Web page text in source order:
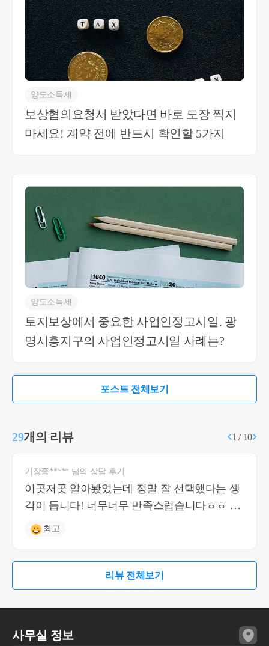
질문하신 사례에서는 세대합가 이전에 이미 자녀가
2년 거주요건을 충족하였고, 부모님 주택도 동거봉
양 특례에 따라 처분한 이상 부모님이 합가 후 추가
로 2년을 거주하여야 한다거나, 잔금 전에 세대분리
를 해야 한다는 법적 근거는 없는 것으로 판단됩니
다. 즉, 현재 사실관계만으로는 동거봉양 특례를 적
보기는 어렵고, 별도의 세대분리 없이도 1세대1주
택 비과세 적용이 가능할 것으로 판단됩니다.
계존비속 등 증여재산공제가 적용되지 않으므로 다
른 공제사항이 없다면 각각 1억원에 대한 증여세율
은 10% 구간에 해당됩니다.
양도소득세
보상협의요청서 받았다면 바로 도장 찍지
마세요! 계약 전에 반드시 확인할 5가지
양도소득세
토지보상에서 중요한 사업인정고시일. 광
명시흥지구의 사업인정고시일 사례는?
포스트 전체보기
29개의 리뷰 1 / 10
기장종***** 님의 상담 후기
이곳저곳 알아봤었는데 정말 잘 선택했다는 생
각이 듭니다! 너무너무 만족스럽습니다ㅎㅎ 질
문에 답도 빨리 해주시고 신속 정확하세요 감사
최고
리뷰 전체보기
사무실 정보